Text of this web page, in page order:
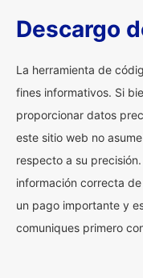
Descargo
La herramienta de
fines informativos. Si
proporcionar datos
este sitio web no
respecto a su
información correcta
un pago importante y
comuniques primero